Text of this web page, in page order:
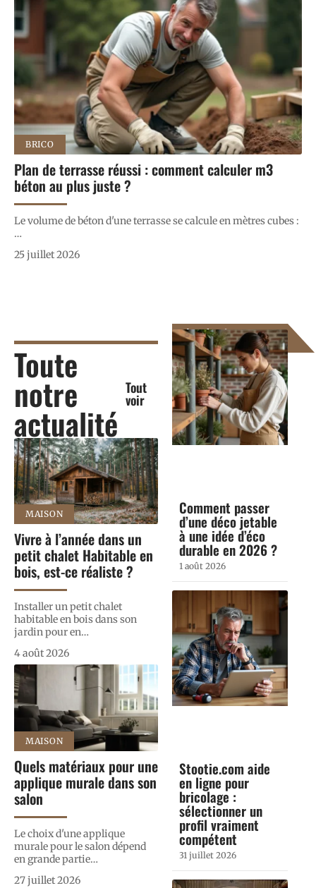
BRICO
Plan de terrasse réussi : comment calculer m3
béton au plus juste ?
Le volume de béton d'une terrasse se calcule en mètres cubes :
…
25 juillet 2026
Toute
notre
actualité
Tout
voir
MAISON
Vivre à l’année dans un
petit chalet Habitable en
bois, est-ce réaliste ?
Installer un petit chalet
habitable en bois dans son
jardin pour en…
4 août 2026
MAISON
Quels matériaux pour une
applique murale dans son
salon
Le choix d'une applique
murale pour le salon dépend
en grande partie…
27 juillet 2026
Les derniers
articles
Comment passer
d’une déco jetable
à une idée d’éco
durable en 2026 ?
1 août 2026
Stootie.com aide
en ligne pour
bricolage :
sélectionner un
profil vraiment
compétent
31 juillet 2026